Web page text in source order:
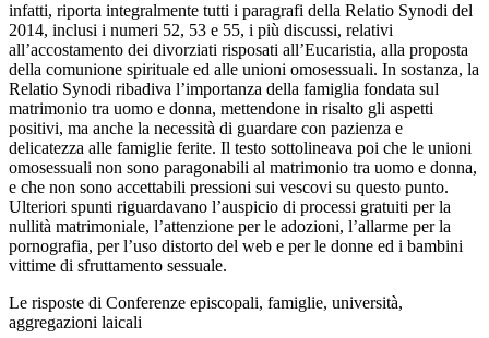
infatti, riporta integralmente tutti i paragrafi della Relatio Synodi del
2014, inclusi i numeri 52, 53 e 55, i più discussi, relativi
all’accostamento dei divorziati risposati all’Eucaristia, alla proposta
della comunione spirituale ed alle unioni omosessuali. In sostanza, la
Relatio Synodi ribadiva l’importanza della famiglia fondata sul
matrimonio tra uomo e donna, mettendone in risalto gli aspetti
positivi, ma anche la necessità di guardare con pazienza e
delicatezza alle famiglie ferite. Il testo sottolineava poi che le unioni
omosessuali non sono paragonabili al matrimonio tra uomo e donna,
e che non sono accettabili pressioni sui vescovi su questo punto.
Ulteriori spunti riguardavano l’auspicio di processi gratuiti per la
nullità matrimoniale, l’attenzione per le adozioni, l’allarme per la
pornografia, per l’uso distorto del web e per le donne ed i bambini
vittime di sfruttamento sessuale.
Le risposte di Conferenze episcopali, famiglie, università,
aggregazioni laicali